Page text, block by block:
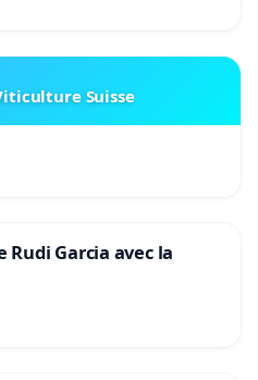
Suisse
Rudi Garcia avec la